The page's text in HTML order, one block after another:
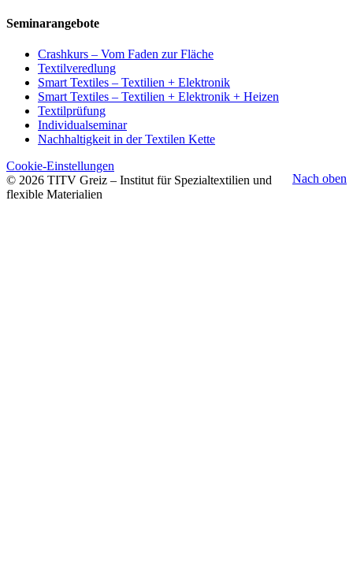
Seminarangebote
Crashkurs – Vom Faden zur Fläche
Textilveredlung
Smart Textiles – Textilien + Elektronik
Smart Textiles – Textilien + Elektronik + Heizen
Textilprüfung
Individualseminar
Nachhaltigkeit in der Textilen Kette
Nach oben
Cookie-Einstellungen
© 2026 TITV Greiz – Institut für Spezialtextilien und
flexible Materialien